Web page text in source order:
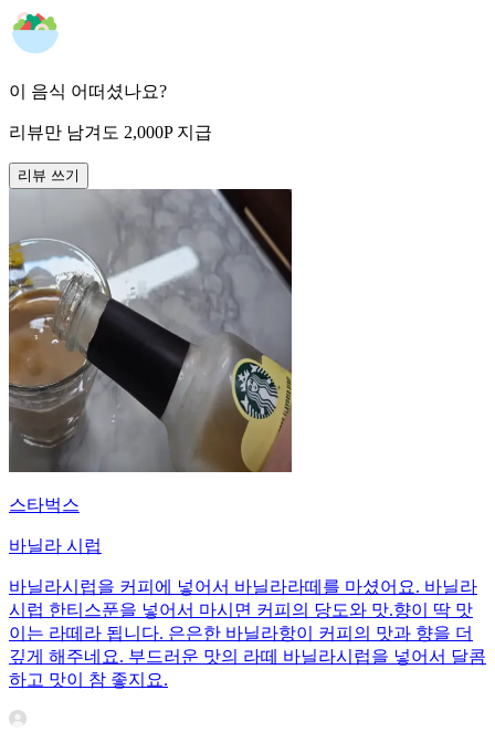
이 음식 어떠셨나요?
리뷰만 남겨도 2,000P 지급
리뷰 쓰기
스타벅스
바닐라 시럽
바닐라시럽을 커피에 넣어서 바닐라라떼를 마셨어요. 바닐라
시럽 한티스푼을 넣어서 마시면 커피의 당도와 맛.향이 딱 맛
이는 라떼라 됩니다. 은은한 바닐라항이 커피의 맛과 향을 더
깊게 해주네요. 부드러운 맛의 라떼 바닐라시럽을 넣어서 달콤
하고 맛이 참 좋지요.